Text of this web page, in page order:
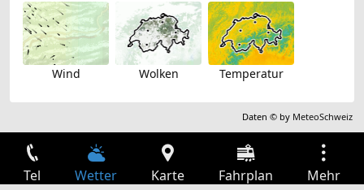
Wind Wolken Temperatur
Daten © by MeteoSchweiz
Tel Wetter Karte Fahrplan Mehr